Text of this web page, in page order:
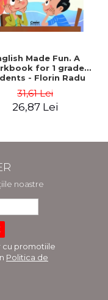
Made Fun. A
for 1 grade
- Florin Radu
31,61 Lei
26,87 Lei
noastre
cu promotiile
Politica de